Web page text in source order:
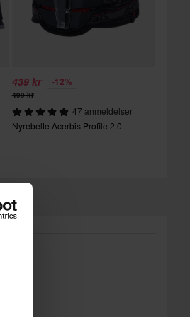
439 kr -12%
499 kr
47 anmeldelser
Nyrebelte Acerbis Profile 2.0